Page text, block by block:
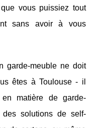
vous puissiez tout
sans avoir à vous
garde-meuble ne doit
êtes à Toulouse - il
matière de garde-
solutions de self-